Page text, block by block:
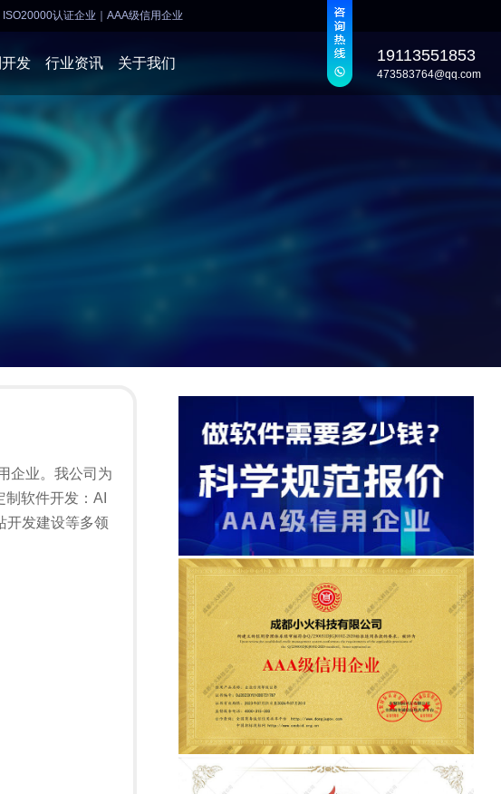
ISO20000认证企业 AAA级信用企业
发 行业资讯
APP开发
系统开发
物联网开发
关于我们 19113551853
473583764@qq.com
企业。我公司为
软件开发：AI
开发建设等多领